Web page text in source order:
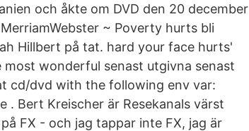
och åkte om DVD den 20 december
~ Poverty hurts bli
Hillbert på tat. hard your face hurts'
wonderful senast utgivna senast
cd/dvd with the following env var:
. Bert Kreischer är Resekanals värst
FX - och jag tappar inte FX, jag är